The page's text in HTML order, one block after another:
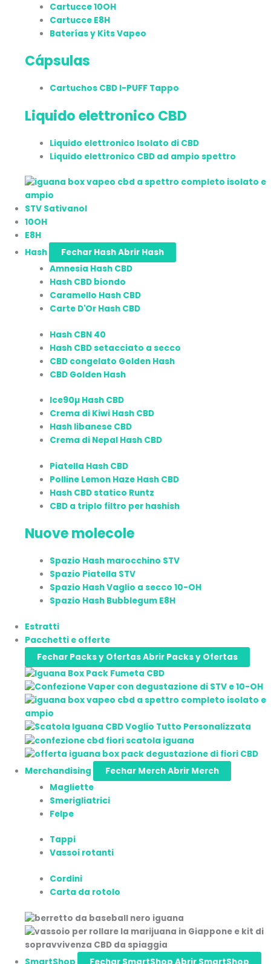
Cartucce 10OH
Cartucce E8H
Baterías y Kits Vapeo
Cápsulas
Cartuchos CBD I-PUFF Tappo
Liquido elettronico CBD
Liquido elettronico Isolato di CBD
Liquido elettronico CBD ad ampio spettro
STV Sativanol
10OH
E8H
Hash
Fechar HashAbrir Hash
Amnesia Hash CBD
Hash CBD biondo
Caramello Hash CBD
Carte D'Or Hash CBD
Hash CBN 40
Hash CBD setacciato a secco
CBD congelato Golden Hash
CBD Golden Hash
Ice90µ Hash CBD
Crema di Kiwi Hash CBD
Hash libanese CBD
Crema di Nepal Hash CBD
Piatella Hash CBD
Polline Lemon Haze Hash CBD
Hash CBD statico Runtz
CBD a triplo filtro per hashish
Nuove molecole
Spazio Hash marocchino STV
Spazio Piatella STV
Spazio Hash Vaglio a secco 10-OH
Spazio Hash Bubblegum E8H
Estratti
Pacchetti e offerte
Fechar Packs y OfertasAbrir Packs y Ofertas
Merchandising Fechar MerchAbrir Merch
Magliette
Smerigliatrici
Felpe
Tappi
Vassoi rotanti
Cordini
Carta da rotolo
SmartShop Fechar SmartShop Abrir SmartShop